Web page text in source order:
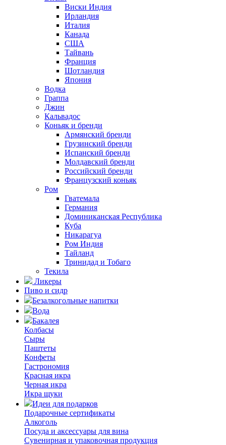
Виски Индия
Ирландия
Италия
Канада
США
Тайвань
Франция
Шотландия
Япония
Водка
Граппа
Джин
Кальвадос
Коньяк и бренди
Армянский бренди
Грузинский бренди
Испанский бренди
Молдавский бренди
Российский бренди
Французский коньяк
Ром
Гватемала
Германия
Доминиканская Республика
Куба
Никарагуа
Ром Индия
Тайланд
Тринидад и Тобаго
Текила
Ликеры
Пиво и сидр
Безалкогольные напитки
Вода
Бакалея
Колбасы
Сыры
Паштеты
Конфеты
Гастрономия
Красная икра
Черная икра
Икра щуки
Идеи для подарков
Подарочные сертификаты
Алкоголь
Посуда и аксессуары для вина
Сувенирная и упаковочная продукция